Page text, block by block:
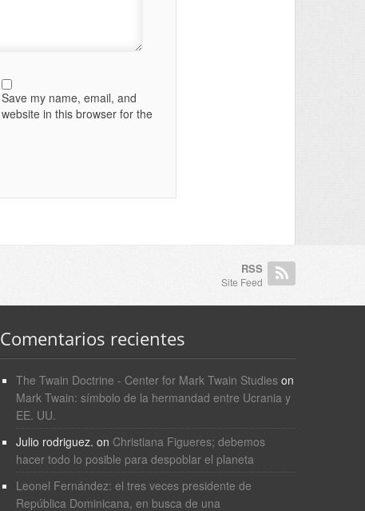
Save my name, email, and
website in this browser for the
RSS
Site Feed
Comentarios recientes
The Twain Doctrine - Center for Mark Twain Studies on
Mark Twain: símbolo de la hermandad entre Ucrania y
EE. UU.
Julio rodriguez. on Christiana Figueres; debemos
hacer todo lo posible para despoblar el planeta
Leonel Fernández: el tres veces presidente de
República Dominicana, en busca de una